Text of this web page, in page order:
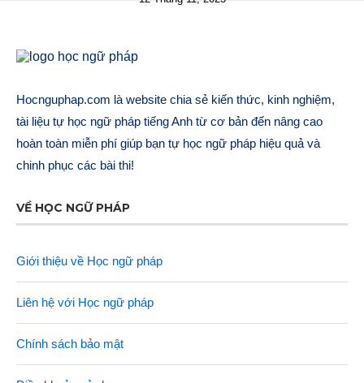
Hocnguphap.com là website chia sẻ kiến thức, kinh nghiệm,
tài liệu tự học ngữ pháp tiếng Anh từ cơ bản đến nâng cao
hoàn toàn miễn phí giúp bạn tự học ngữ pháp hiệu quả và
chinh phục các bài thi!
VỀ HỌC NGỮ PHÁP
Giới thiệu về Học ngữ pháp
Liên hệ với Học ngữ pháp
Chính sách bảo mật